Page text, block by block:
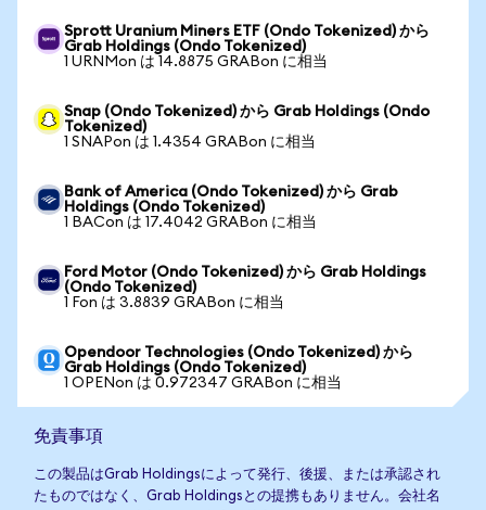
Sprott Uranium Miners ETF (Ondo Tokenized) から
Grab Holdings (Ondo Tokenized)
1 URNMon は 14.8875 GRABon に相当
Snap (Ondo Tokenized) から Grab Holdings (Ondo
Tokenized)
1 SNAPon は 1.4354 GRABon に相当
Bank of America (Ondo Tokenized) から Grab
Holdings (Ondo Tokenized)
1 BACon は 17.4042 GRABon に相当
Ford Motor (Ondo Tokenized) から Grab Holdings
(Ondo Tokenized)
1 Fon は 3.8839 GRABon に相当
Opendoor Technologies (Ondo Tokenized) から
Grab Holdings (Ondo Tokenized)
1 OPENon は 0.972347 GRABon に相当
免責事項
この製品はGrab Holdingsによって発行、後援、または承認され
たものではなく、Grab Holdingsとの提携もありません。会社名